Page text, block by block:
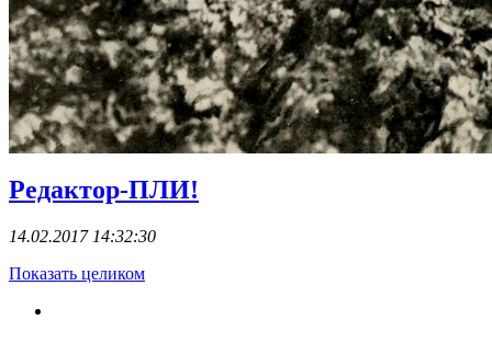
Редактор-ПЛИ!
14.02.2017 14:32:30
Показать целиком